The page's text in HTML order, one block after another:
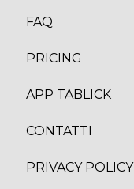
FAQ
PRICING
APP TABLICK
CONTATTI
PRIVACY POLICY